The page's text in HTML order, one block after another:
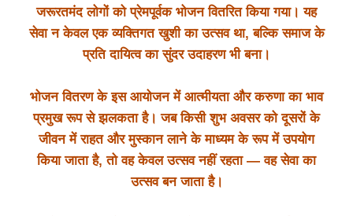
जरूरतमंद लोगों को प्रेमपूर्वक भोजन वितरित किया गया। यह
सेवा न केवल एक व्यक्तिगत खुशी का उत्सव था, बल्कि समाज के
प्रति दायित्व का सुंदर उदाहरण भी बना।
भोजन वितरण के इस आयोजन में आत्मीयता और करुणा का भाव
प्रमुख रूप से झलकता है। जब किसी शुभ अवसर को दूसरों के
जीवन में राहत और मुस्कान लाने के माध्यम के रूप में उपयोग
किया जाता है, तो वह केवल उत्सव नहीं रहता — वह सेवा का
उत्सव बन जाता है।